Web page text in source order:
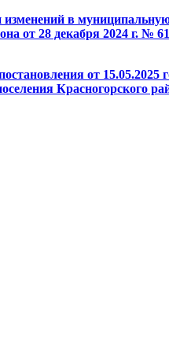
в
от 28 декабря 2024 г. №
от
Красногорского